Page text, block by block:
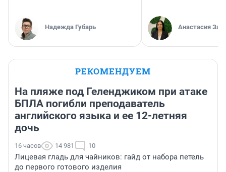
Надежда Губарь Анастасия
РЕКОМЕНДУЕМ
На пляже под Геленджиком при атаке
БПЛА погибли преподаватель
английского языка и ее 12-летняя
дочь
16 часов 14 981 10
Лицевая гладь для чайников: гайд от набора петель
до первого готового изделия